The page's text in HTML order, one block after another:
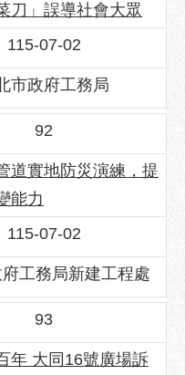
刀」誤導社會大眾
115-07-02
市政府工務局
92
道實地防災演練，提
能力
115-07-02
工務局新建工程處
93
年 大同16號廣場訴